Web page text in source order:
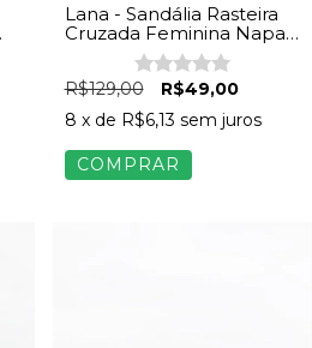
Lana - Sandália Rasteira
Cruzada Feminina Napa
Vermelha
R$129,00
R$49,00
8 x de R$6,13 sem juros
COMPRAR